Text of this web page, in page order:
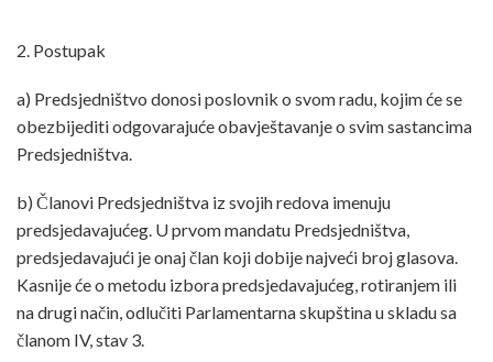
2. Postupak
a) Predsjedništvo donosi poslovnik o svom radu, kojim će se
obezbijediti odgovarajuće obavještavanje o svim sastancima
Predsjedništva.
b) Članovi Predsjedništva iz svojih redova imenuju
predsjedavajućeg. U prvom mandatu Predsjedništva,
predsjedavajući je onaj član koji dobije najveći broj glasova.
Kasnije će o metodu izbora predsjedavajućeg, rotiranjem ili
na drugi način, odlučiti Parlamentarna skupština u skladu sa
članom IV, stav 3.